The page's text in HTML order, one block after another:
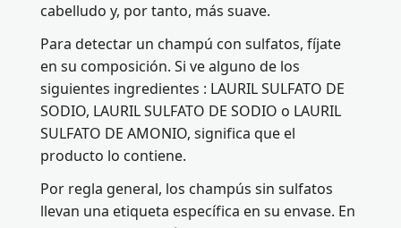
cabelludo y, por tanto, más suave.
Para detectar un champú con sulfatos, fíjate
en su composición. Si ve alguno de los
siguientes ingredientes : LAURIL SULFATO DE
SODIO, LAURIL SULFATO DE SODIO o LAURIL
SULFATO DE AMONIO, significa que el
producto lo contiene.
Por regla general, los champús sin sulfatos
llevan una etiqueta específica en su envase. En